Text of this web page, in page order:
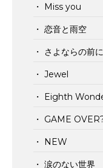
・ Miss you
・ 恋音と雨空
・ さよならの前に
・ Jewel
・ Eighth
・ GAME
・ NEW
・ 涙のない世界